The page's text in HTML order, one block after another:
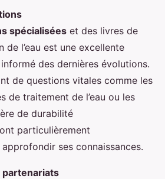
spécialisées et des livres de
de l’eau est une excellente
des dernières évolutions.
de questions vitales comme les
de traitement de l’eau ou les
de durabilité
particulièrement
ses connaissances.
partenariats